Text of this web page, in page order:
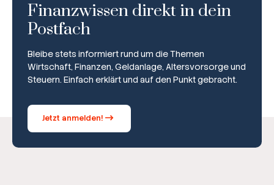
Finanzwissen direkt in dein
Postfach
Bleibe stets informiert rund um die Themen
Wirtschaft, Finanzen, Geldanlage, Altersvorsorge und
Steuern. Einfach erklärt und auf den Punkt gebracht.
Jetzt anmelden!